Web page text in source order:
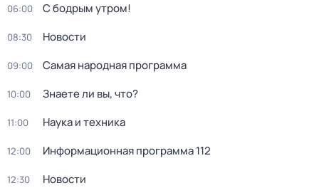
06:00 С бодрым утром!
08:30 Новости
09:00 Самая народная программа
10:00 Знаете ли вы, что?
11:00 Наука и техника
12:00 Информационная программа 112
12:30 Новости